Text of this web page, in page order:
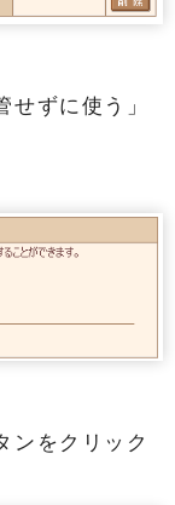
せずに使う」
ンをクリック